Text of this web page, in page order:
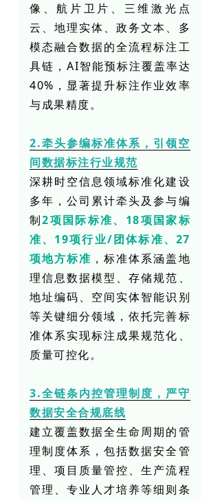
像、航片卫片、三维激光点
云、地理实体、政务文本、多
模态融合数据的全流程标注工
具链，AI智能预标注覆盖率达
40%，显著提升标注作业效率
与成果精度。
2.牵头参编标准体系，引领空
间数据标注行业规范
深耕时空信息领域标准化建设
多年，公司累计牵头及参与编
制2项国际标准、18项国家标
准、19项行业/团体标准、27
项地方标准 ，标准体系涵盖地
理信息数据模型、存储规范、
地址编码、空间实体智能识别
等关键细分领域，依托完善标
准体系实现标注成果规范化、
质量可控化。
3.全链条内控管理制度，严守
数据安全合规底线
建立覆盖数据全生命周期的管
理制度体系，包括数据安全管
理、项目质量管控、生产流程
管理、专业人才培养等细则条